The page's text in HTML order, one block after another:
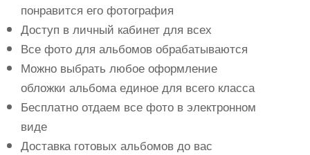
понравится его фотография
Доступ в личный кабинет для всех
Все фото для альбомов обрабатываются
Можно выбрать любое оформление
обложки альбома единое для всего класса
Бесплатно отдаем все фото в электронном
виде
Доставка готовых альбомов до вас